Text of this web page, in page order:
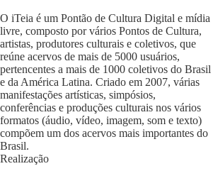
O iTeia é um Pontão de Cultura Digital e mídia
livre, composto por vários Pontos de Cultura,
artistas, produtores culturais e coletivos, que
reúne acervos de mais de 5000 usuários,
pertencentes a mais de 1000 coletivos do Brasil
e da América Latina. Criado em 2007, várias
manifestações artísticas, simpósios,
conferências e produções culturais nos vários
formatos (áudio, vídeo, imagem, som e texto)
compõem um dos acervos mais importantes do
Brasil.
Realização